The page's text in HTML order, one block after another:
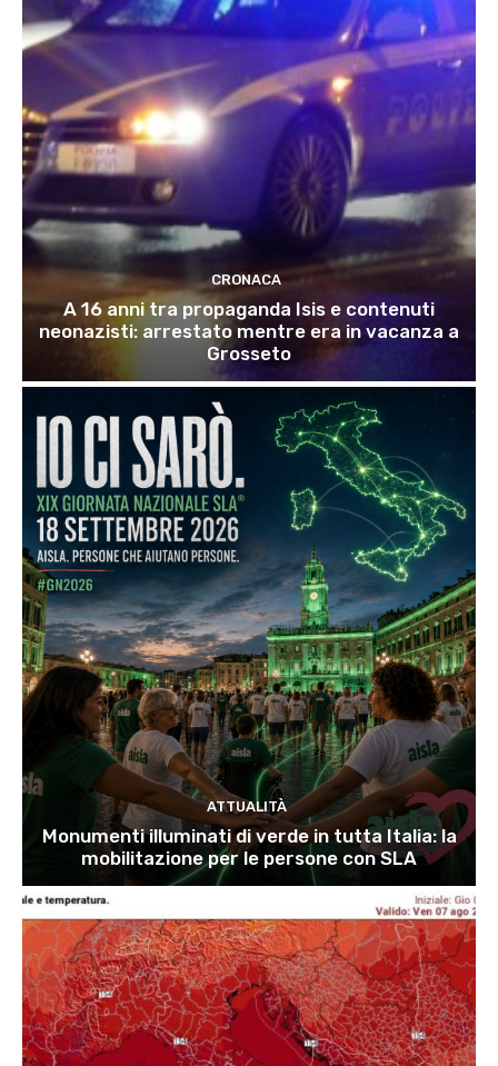
CRONACA
A 16 anni tra propaganda Isis e contenuti
neonazisti: arrestato mentre era in vacanza a
Grosseto
ATTUALITÀ
Monumenti illuminati di verde in tutta Italia: la
mobilitazione per le persone con SLA